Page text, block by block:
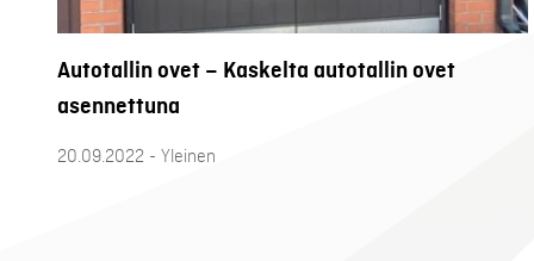
Autotallin ovet – Kaskelta autotallin ovet
asennettuna
20.09.2022 - Yleinen